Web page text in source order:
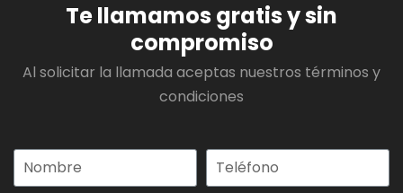
Te llamamos gratis y sin
compromiso
Al solicitar la llamada aceptas nuestros términos y
condiciones